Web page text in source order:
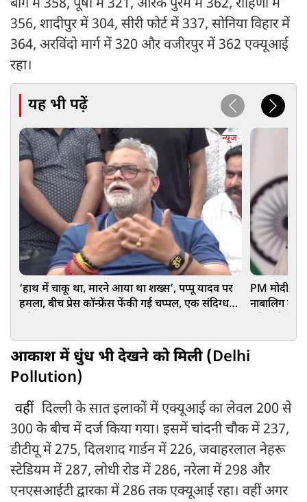
बाग में 358, पूषा में 321, आरके पुरम में 362, रोहिणी में
356, शादीपुर में 304, सीरी फोर्ट में 337, सोनिया विहार में
364, अरविंदो मार्ग में 320 और वजीरपुर में 362 एक्यूआई
रहा।
यह भी पढ़ें
न्यूज
‘हाथ में चाकू था, मारने आया था शख्स’, पप्पू यादव पर
हमला, बीच प्रेस कॉन्फ्रेंस फेंकी गई चप्पल, एक संदिग्ध
PM मोदी के
नाबालिग
आकाश में धुंध भी देखने को मिली (Delhi
Pollution)
वहीं दिल्ली के सात इलाकों में एक्यूआई का लेवल 200 से
300 के बीच में दर्ज किया गया। इसमें चांदनी चौक में 237,
डीटीयू में 275, दिलशाद गार्डन में 226, जवाहरलाल नेहरू
स्टेडियम में 287, लोधी रोड में 286, नरेला में 298 और
एनएसआईटी द्वारका में 286 तक एक्यूआई रहा। वहीं अगर